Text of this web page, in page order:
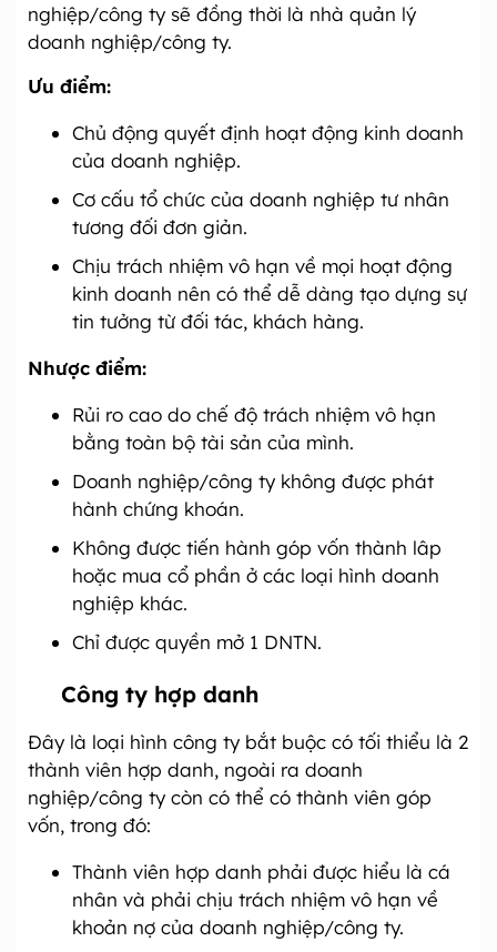
nghiệp/công ty sẽ đồng thời là nhà quản lý
doanh nghiệp/công ty.
Ưu điểm:
Chủ động quyết định hoạt động kinh doanh
của doanh nghiệp.
Cơ cấu tổ chức của doanh nghiệp tư nhân
tương đối đơn giản.
Chịu trách nhiệm vô hạn về mọi hoạt động
kinh doanh nên có thể dễ dàng tạo dựng sự
tin tưởng từ đối tác, khách hàng.
Nhược điểm:
Rủi ro cao do chế độ trách nhiệm vô hạn
bằng toàn bộ tài sản của mình.
Doanh nghiệp/công ty không được phát
hành chứng khoán.
Không được tiến hành góp vốn thành lâp
hoặc mua cổ phần ở các loại hình doanh
nghiệp khác.
Chỉ được quyền mở 1 DNTN.
Công ty hợp danh
Đây là loại hình công ty bắt buộc có tối thiểu là 2
thành viên hợp danh, ngoài ra doanh
nghiệp/công ty còn có thể có thành viên góp
vốn, trong đó:
Thành viên hợp danh phải được hiểu là cá
nhân và phải chịu trách nhiệm vô hạn về
khoản nợ của doanh nghiệp/công ty.